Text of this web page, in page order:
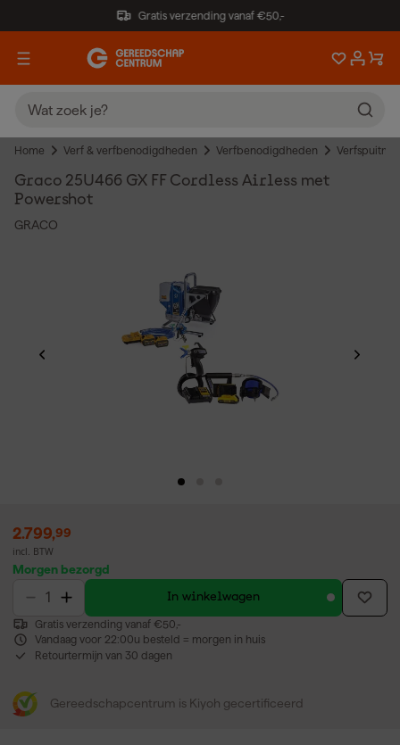
Gratis verzending vanaf €50,-
Home Verf & verfbenodigdheden Verfbenodigdheden
Graco 25U466 GX FF Cordless Airless met
Powershot
GRACO
2.799,99
incl. BTW
Morgen bezorgd
In winkelwagen
Gratis verzending vanaf €50,-
Vandaag voor 22:00u besteld = morgen in huis
Retourtermijn van 30 dagen
Gereedschapcentrum is Kiyoh gecertificeerd